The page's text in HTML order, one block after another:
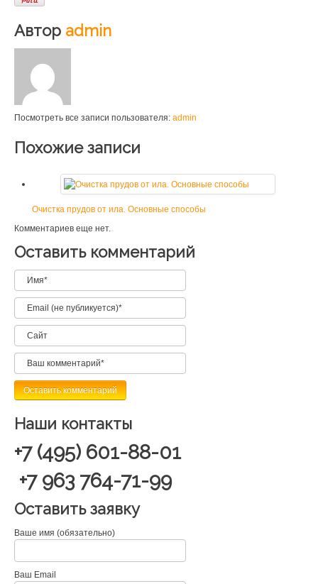
Автор admin
Посмотреть все записи пользователя: admin
Похожие записи
Очистка прудов от ила. Основные способы
Комментариев еще нет.
Оставить комментарий
Наши контакты
+7 (495) 601-88-01
+7 963 764-71-99
Оставить заявку
Ваше имя (обязательно)
Ваш Email